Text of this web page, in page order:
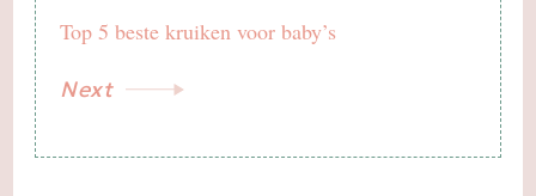
Top 5 beste kruiken voor baby’s
Next